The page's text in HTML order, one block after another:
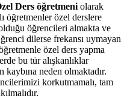
Ders öğretmeni olarak
öğretmenler özel derslere
öğrencileri almakta ve
dilerse frekansı uymayan
özel ders yapma
bu tür alışkanlıklar
neden olmaktadır.
korkutmamalı, tam